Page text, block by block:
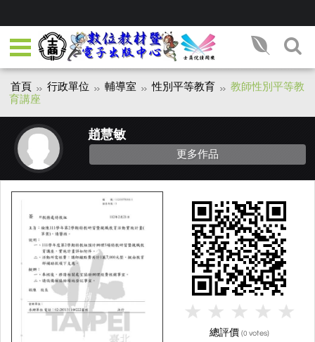
首頁 行政單位 輔導室 性別平等教育
教師性別平等教
育講座
趙慧敏
更多作品
總評價 (0 votes)